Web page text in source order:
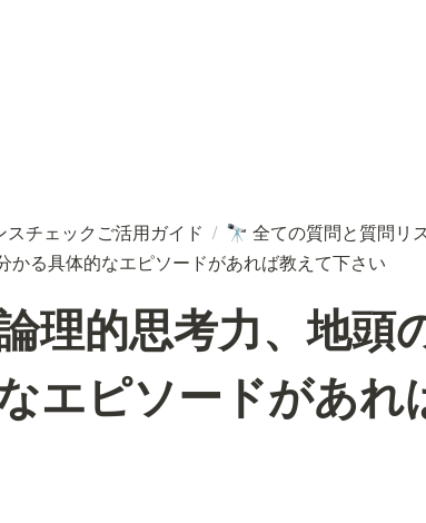
スチェックご活用ガイド / 🔭 全ての質問と質問リ
かる具体的なエピソードがあれば教えて下さい
理的思考力、地頭
エピソードがあれ